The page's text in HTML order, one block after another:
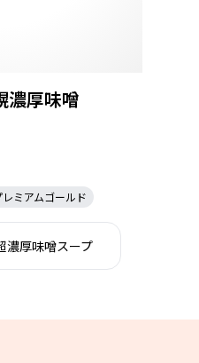
濃厚味噌
ミアムゴールド
濃厚味噌スープ